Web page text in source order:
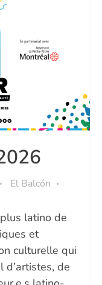
El Balcón
latino de
et
culturelle qui
d’artistes, de